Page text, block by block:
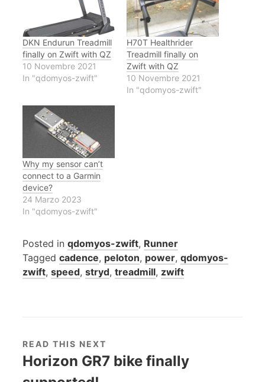
DKN Endurun Treadmill
finally on Zwift with QZ
10 Novembre 2021
In "qdomyos-zwift"
H70T Healthrider
Treadmill finally on
Zwift with QZ
10 Novembre 2021
In "qdomyos-zwift"
Why my sensor can’t
connect to a Garmin
device?
24 Marzo 2023
In "qdomyos-zwift"
Posted in qdomyos-zwift, Runner
Tagged cadence, peloton, power, qdomyos-
zwift, speed, stryd, treadmill, zwift
READ THIS NEXT
Horizon GR7 bike finally